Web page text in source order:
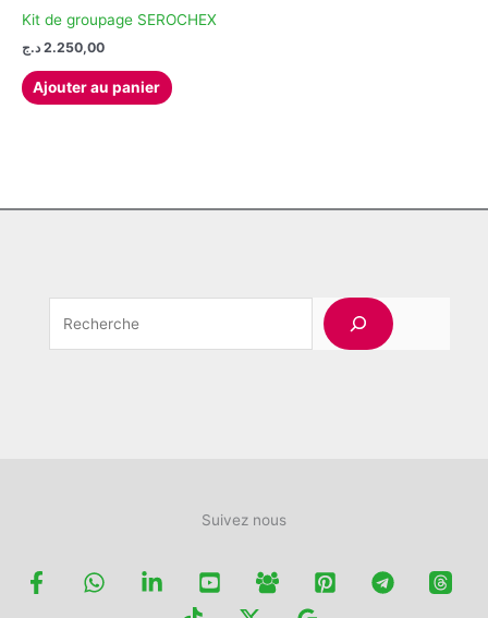
Kit de groupage SEROCHEX
2.250,00 د.ج
Ajouter au panier
Rechercher
Suivez nous